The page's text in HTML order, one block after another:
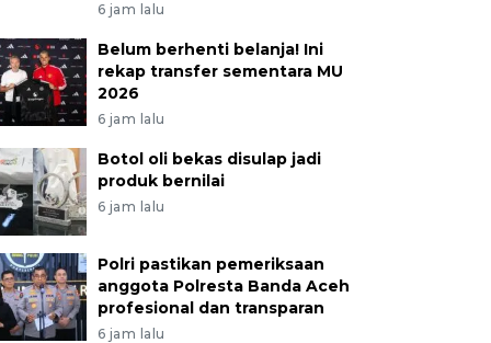
6 jam lalu
Belum berhenti belanja! Ini
rekap transfer sementara MU
2026
6 jam lalu
Botol oli bekas disulap jadi
produk bernilai
6 jam lalu
Polri pastikan pemeriksaan
anggota Polresta Banda Aceh
profesional dan transparan
6 jam lalu